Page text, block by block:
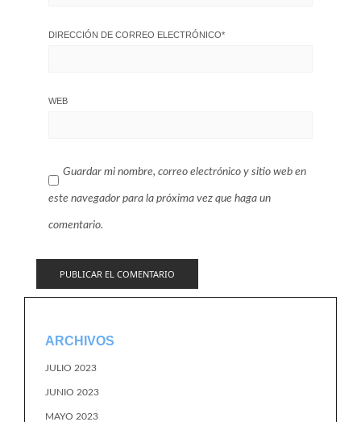
DIRECCIÓN DE CORREO ELECTRÓNICO*
WEB
Guardar mi nombre, correo electrónico y sitio web en
este navegador para la próxima vez que haga un
comentario.
ARCHIVOS
JULIO 2023
JUNIO 2023
MAYO 2023